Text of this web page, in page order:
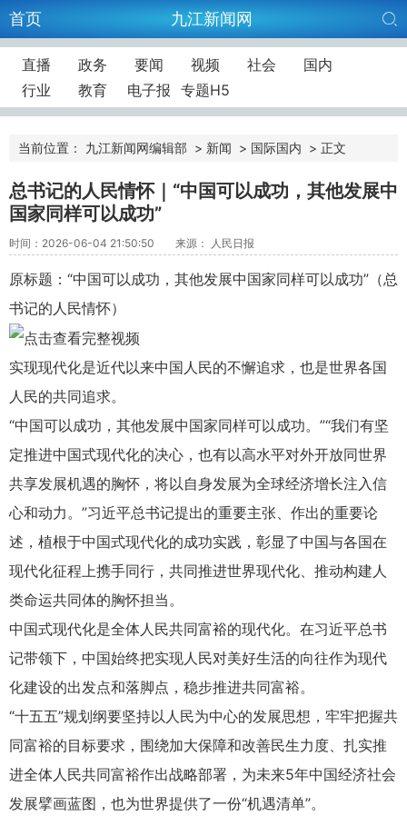
首页 九江新闻网
直播 政务 要闻 视频 社会
国内
行业
教育 电子报 专题H5
当前位置： 九江新闻网编辑部 > 新闻 > 国际国内 > 正文
总书记的人民情怀｜“中国可以成功，其他发展中
国家同样可以成功”
时间：2026-06-04 21:50:50 来源： 人民日报
原标题：“中国可以成功，其他发展中国家同样可以成功”（总
书记的人民情怀）
实现现代化是近代以来中国人民的不懈追求，也是世界各国
人民的共同追求。
“中国可以成功，其他发展中国家同样可以成功。”“我们有坚
定推进中国式现代化的决心，也有以高水平对外开放同世界
共享发展机遇的胸怀，将以自身发展为全球经济增长注入信
心和动力。”习近平总书记提出的重要主张、作出的重要论
述，植根于中国式现代化的成功实践，彰显了中国与各国在
现代化征程上携手同行，共同推进世界现代化、推动构建人
类命运共同体的胸怀担当。
中国式现代化是全体人民共同富裕的现代化。在习近平总书
记带领下，中国始终把实现人民对美好生活的向往作为现代
化建设的出发点和落脚点，稳步推进共同富裕。
“十五五”规划纲要坚持以人民为中心的发展思想，牢牢把握共
同富裕的目标要求，围绕加大保障和改善民生力度、扎实推
进全体人民共同富裕作出战略部署，为未来5年中国经济社会
发展擘画蓝图，也为世界提供了一份“机遇清单”。